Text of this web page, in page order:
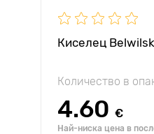
Киселец
Количество в
4.60 €
Най-ниска цена в